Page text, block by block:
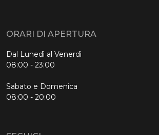
ORARI DI APERTURA
Dal Lunedì al Venerdì
08:00 - 23:00
Sabato e Domenica
08:00 - 20:00